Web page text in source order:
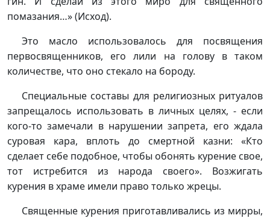
помазания…» (Исход).
Это масло использовалось для посвящения
первосвященников, его лили на голову в таком
количестве, что оно стекало на бороду.
Специальные составы для религиозных ритуалов
запрещалось использовать в личных целях, - если
кого-то замечали в нарушении запрета, его ждала
суровая кара, вплоть до смертной казни: «Кто
сделает себе подобное, чтобы обонять курение свое,
тот истребится из народа своего». Возжигать
курения в храме имели право только жрецы.
Священные курения приготавливались из мирры,